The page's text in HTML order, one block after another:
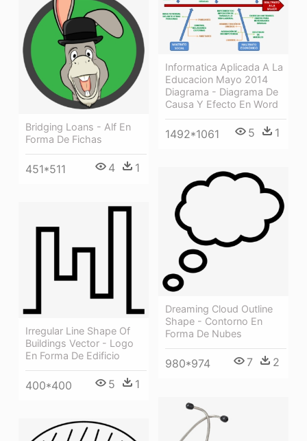
Informatica Aplicada A La
Educacion Mayo 2014
Diagrama - Diagrama De
Causa Y Efecto En Word
1492*1061 5 1
Bridging Loans - Alf En
Forma De Fichas
451*511 4 1
Dreaming Cloud Outline
Shape - Contorno En
Forma De Nubes
980*974 7 2
Irregular Line Shape Of
Buildings Vector - Logo
En Forma De Edificio
400*400 5 1